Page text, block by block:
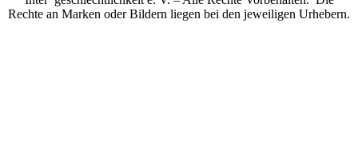
Rechte an Marken oder Bildern liegen bei den jeweiligen Urhebern.